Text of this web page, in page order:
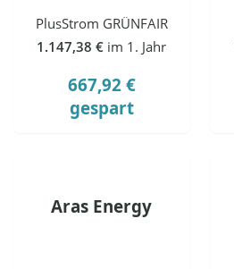
PlusStrom GRÜNFAIR
1.147,38 € im 1. Jahr
667,92 €
gespart
Aras Energy